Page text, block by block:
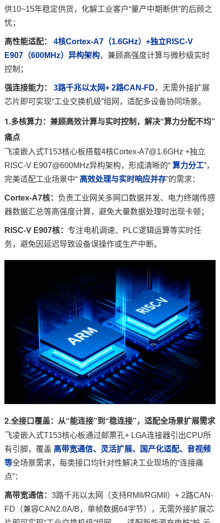
供10~15年稳定供货，化解工业客户“量产中期断供”的后顾之
忧；
高性能适配： 4核Cortex-A7（1.6GHz）+独立RISC-V
E907（600MHz）异构架构，兼顾高强度计算与微秒级实时
控制；
强连接能力： 3路千兆以太网+ 2路CAN-FD，无需外接扩展
芯片即可实现“工业交换机级”组网，适配多设备协同场景。
1.多核算力：兼顾高效计算与实时控制，解决“算力分配不均”
痛点
飞凌嵌入式T153核心板搭载4核Cortex-A7@1.6GHz +独立
RISC-V E907@600MHz异构架构，形成清晰的“ 算力分工”，
完美适配工业场景中“ 高效处理与实时响应并存”的需求：
Cortex-A7核： 负责工业网关多网口数据并发、电力终端传感
器数据汇总等高强度计算，避免大量数据处理时出现卡顿；
RISC-V E907核： 专注电机调速、 PLC逻辑运算等实时任
务，避免因延迟导致设备误操作或生产中断。
2.全接口覆盖：从“能连接”到“稳连接”，适配全场景扩展需求
飞凌嵌入式T153核心板通过邮票孔+ LGA连接器引出CPU所
有引脚，覆盖 高带宽通信、灵活扩展、国产化适配、音视频
等全场景需求，每类接口均针对性解决工业现场的“连接痛
点”：
高带宽通信： 3路千兆以太网（支持RMII/RGMII ）+ 2路CAN-
FD（兼容CAN2.0A/B，单帧数据64字节），无需外接扩展芯